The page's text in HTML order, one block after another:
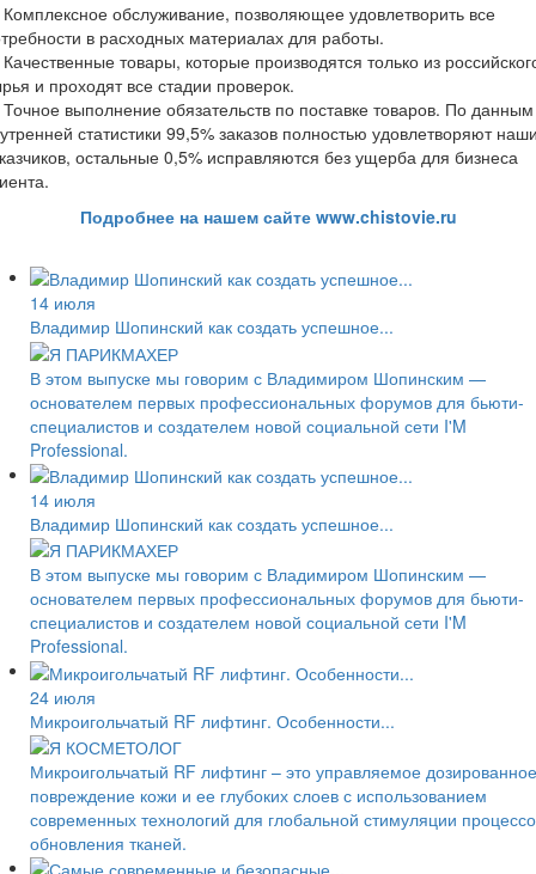
обслуживание, позволяющее удовлетворить все
в расходных материалах для работы.
товары, которые производятся только из
и проходят все стадии проверок.
выполнение обязательств по поставке товаров. По данным
статистики 99,5% заказов полностью удовлетворяют
остальные 0,5% исправляются без ущерба для бизнеса
Подробнее на нашем сайте www.chistovie.ru
14 июля
Владимир Шопинский как создать успешное...
В этом выпуске мы говорим с Владимиром Шопинским —
основателем первых профессиональных форумов для бьюти-
специалистов и создателем новой социальной сети I'M
Professional.
14 июля
Владимир Шопинский как создать успешное...
В этом выпуске мы говорим с Владимиром Шопинским —
основателем первых профессиональных форумов для бьюти-
специалистов и создателем новой социальной сети I'M
Professional.
24 июля
Микроигольчатый RF лифтинг. Особенности...
Микроигольчатый RF лифтинг – это управляемое дозированное
повреждение кожи и ее глубоких слоев с использованием
современных технологий для глобальной стимуляции
обновления тканей.